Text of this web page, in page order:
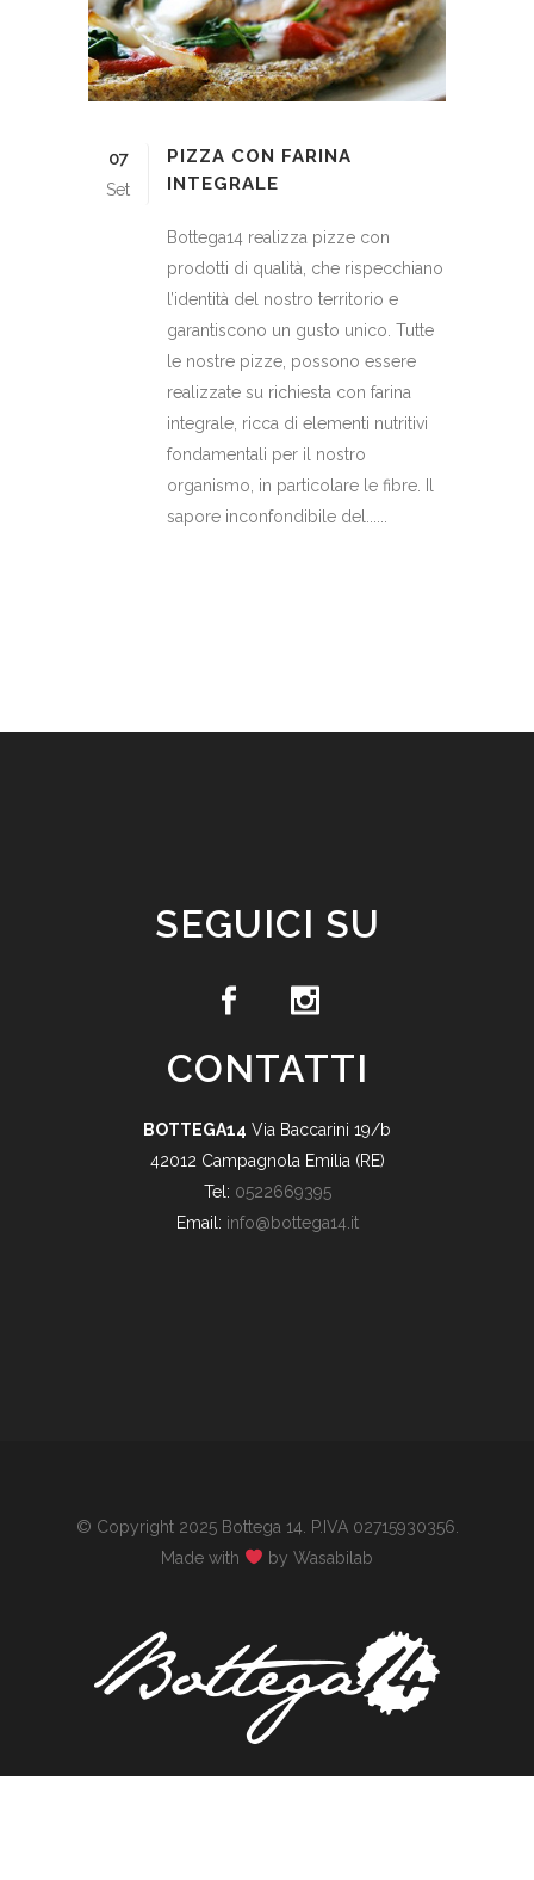
07
Set
PIZZA CON FARINA
INTEGRALE
Bottega14 realizza pizze con
prodotti di qualità, che rispecchiano
l’identità del nostro territorio e
garantiscono un gusto unico. Tutte
le nostre pizze, possono essere
realizzate su richiesta con farina
integrale, ricca di elementi nutritivi
fondamentali per il nostro
organismo, in particolare le fibre. Il
sapore inconfondibile del......
SEGUICI SU
CONTATTI
BOTTEGA14 Via Baccarini 19/b
42012 Campagnola Emilia (RE)
Tel: 0522669395
Email: info@bottega14.it
© Copyright 2025 Bottega 14. P.IVA 02715930356.
Made with
by Wasabilab